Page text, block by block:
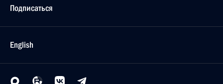
Подписаться
English